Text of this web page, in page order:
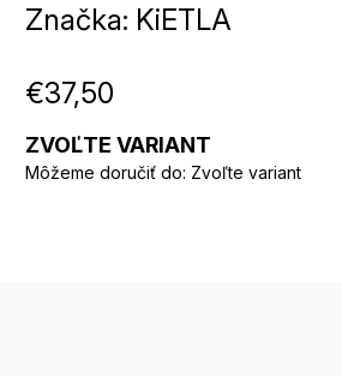
Značka: KiETLA
€37,50
ZVOĽTE VARIANT
Môžeme doručiť do: Zvoľte variant